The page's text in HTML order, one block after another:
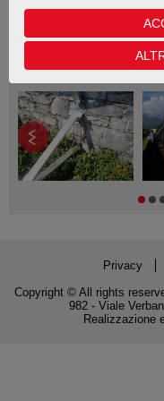
Privacy
Copyright © All rights
982 - Viale
Realizzazione